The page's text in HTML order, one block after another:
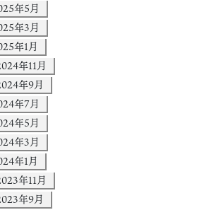
年5月
年3月
年1月
年11月
年9月
年7月
年5月
年3月
年1月
年11月
年9月